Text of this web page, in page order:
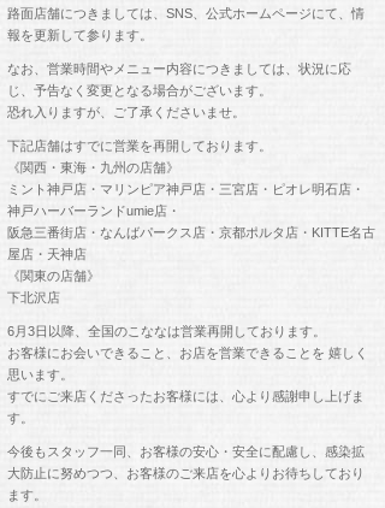
路面店舗につきましては、SNS、公式ホームページにて、情
報を更新して参ります。
なお、営業時間やメニュー内容につきましては、状況に応
じ、予告なく変更となる場合がございます。
恐れ入りますが、ご了承くださいませ。
下記店舗はすでに営業を再開しております。
《関西・東海・九州の店舗》
ミント神戸店・マリンピア神戸店・三宮店・ピオレ明石店・
神戸ハーバーランドumie店・
阪急三番街店・なんばパークス店・京都ポルタ店・KITTE名古
屋店・天神店
《関東の店舗》
下北沢店
6月3日以降、全国のこななは営業再開しております。
お客様にお会いできること、お店を営業できることを 嬉しく
思います。
すでにご来店くださったお客様には、心より感謝申し上げま
す。
今後もスタッフ一同、お客様の安心・安全に配慮し、感染拡
大防止に努めつつ、お客様のご来店を心よりお待ちしており
ます。